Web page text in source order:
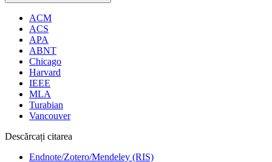
ACM
ACS
APA
ABNT
Chicago
Harvard
IEEE
MLA
Turabian
Vancouver
Descărcați citarea
Endnote/Zotero/Mendeley (RIS)